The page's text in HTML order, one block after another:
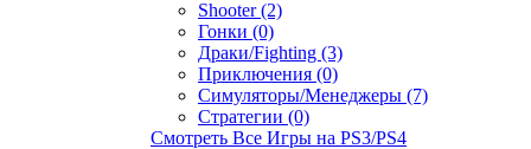
Shooter (2)
Гонки (0)
Драки/Fighting (3)
Приключения (0)
Симуляторы/Менеджеры (7)
Стратегии (0)
Смотреть Все Игры на PS3/PS4